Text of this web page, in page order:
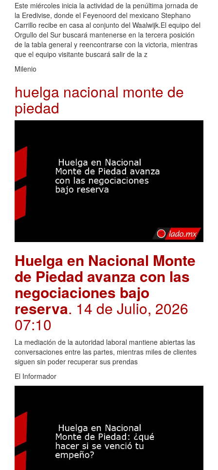
Este miércoles inicia la actividad de la penúltima jornada de
la Eredivise, donde el Feyenoord del mexicano Stephano
Carrillo recibe en casa al conjunto del Waalwijk.El equipo del
Orgullo del Sur buscará mantenerse en la tercera posición
de la tabla general y reencontrarse con la victoria, mientras
que el equipo visitante buscará salir de la z
Milenio
huelga nacional monte de
piedad
Huelga en Nacional Monte
de Piedad avanza con las
negociaciones bajo
reserva. 14 de Julio, 2026
07:10
La mediación de la autoridad laboral mantiene abiertas las
conversaciones entre las partes, mientras miles de clientes
siguen sin poder recuperar sus prendas
El Informador